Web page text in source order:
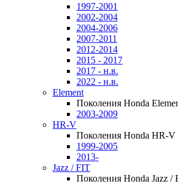
1997-2001
2002-2004
2004-2006
2007-2011
2012-2014
2015 - 2017
2017 - н.в.
2022 - н.в.
Element
Поколения Honda
2003-2009
HR-V
Поколения Honda HR-V
1999-2005
2013-
Jazz / FIT
Поколения Honda Jazz /